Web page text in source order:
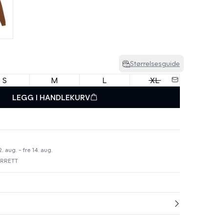
Størrelsesguide
S M L
XL
LEGG I HANDLEKURV
aug. - fre 14. aug.